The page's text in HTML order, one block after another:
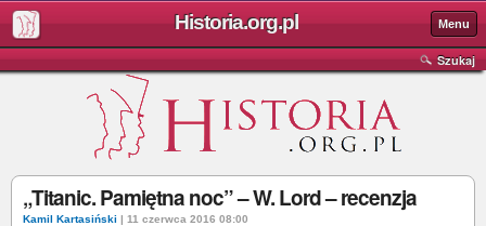
Historia.org.pl Menu
Szukaj
„Titanic. Pamiętna noc” – W. Lord – recenzja
Kamil Kartasiński | 11 czerwca 2016 08:00